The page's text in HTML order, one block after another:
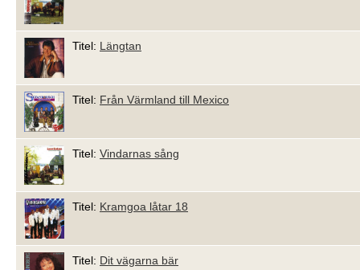
Titel: Längtan
Titel: Från Värmland till Mexico
Titel: Vindarnas sång
Titel: Kramgoa låtar 18
Titel: Dit vägarna bär